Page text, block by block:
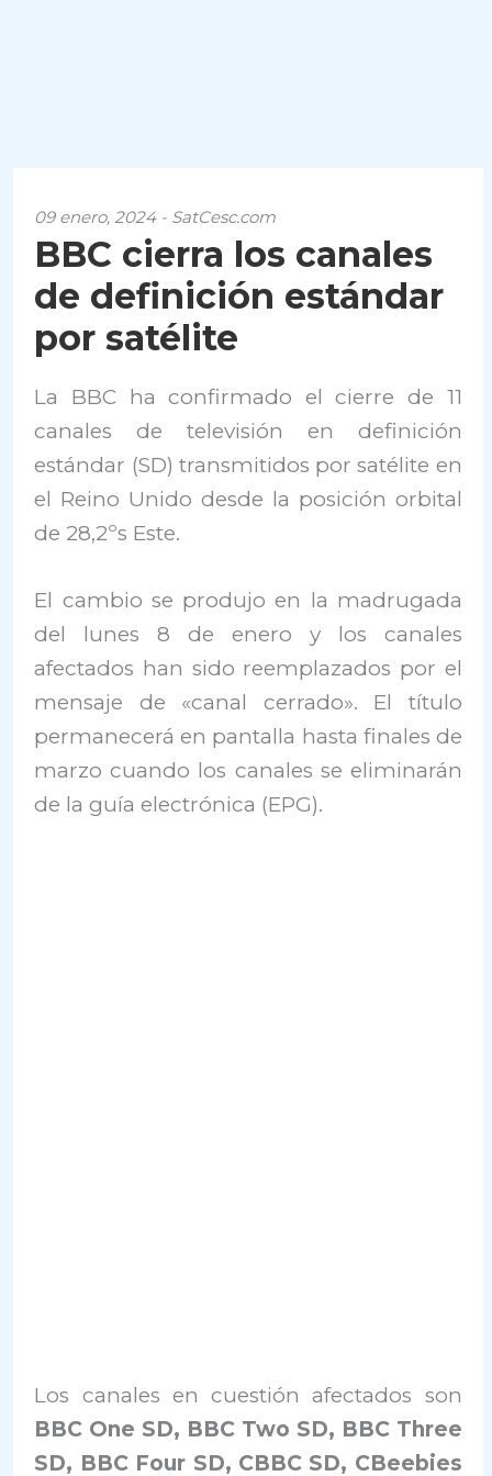
09 enero, 2024 - SatCesc.com
BBC cierra los canales
de definición estándar
por satélite
La BBC ha confirmado el cierre de 11
canales de televisión en definición
estándar (SD) transmitidos por satélite en
el Reino Unido desde la posición orbital
de 28,2ºs Este.
El cambio se produjo en la madrugada
del lunes 8 de enero y los canales
afectados han sido reemplazados por el
mensaje de «canal cerrado». El título
permanecerá en pantalla hasta finales de
marzo cuando los canales se eliminarán
de la guía electrónica (EPG).
Los canales en cuestión afectados son
BBC One SD, BBC Two SD, BBC Three
SD, BBC Four SD, CBBC SD, CBeebies